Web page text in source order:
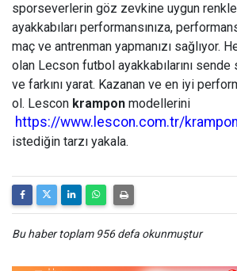
sporseverlerin göz zevkine uygun
ayakkabıları performansınıza,
maç ve antrenman yapmanızı sağlıyor.
olan Lecson futbol ayakkabılarını sende
ve farkını yarat. Kazanan ve en iyi
ol. Lescon krampon modellerini
https://www.lescon.com.tr/
istediğin tarzı yakala.
Bu haber toplam 956 defa okunmuştur